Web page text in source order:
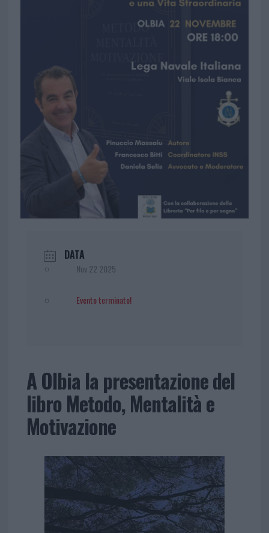
DATA
Nov 22 2025
Evento terminato!
A Olbia la presentazione del
libro Metodo, Mentalità e
Motivazione